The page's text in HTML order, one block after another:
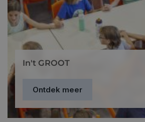
In't GROOT
Ontdek meer